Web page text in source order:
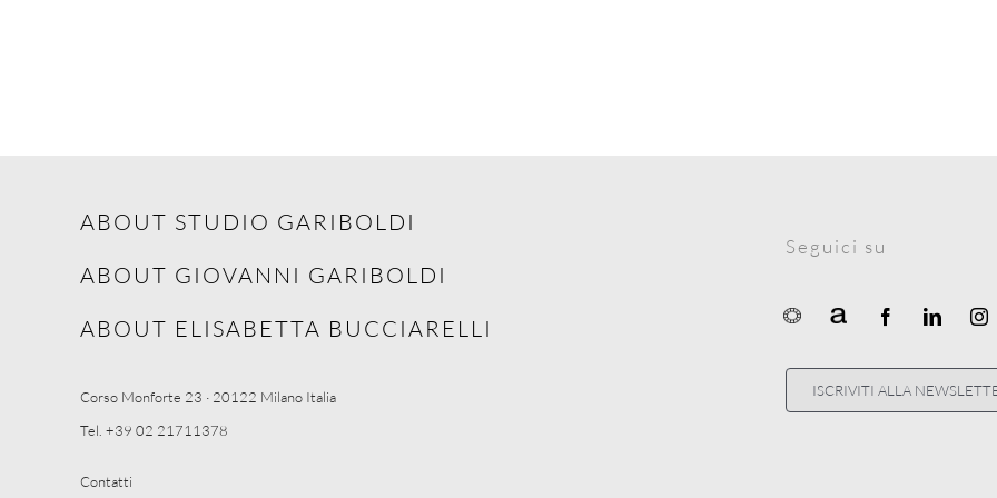
ABOUT STUDIO GARIBOLDI
ABOUT GIOVANNI GARIBOLDI
ABOUT ELISABETTA BUCCIARELLI
Corso Monforte 23 · 20122 Milano Italia
Tel. +39 02 21711378
Contatti
Seguici su
ISCRIVITI ALLA